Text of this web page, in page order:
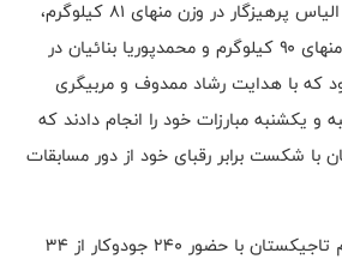
تیم ملی ایران متشکل از الیاس پرهیزگار در وزن منهای ۸۱ کیلوگرم،
امیرعباس چوپان در وزن منهای ۹۰ کیلوگرم و محمدپوریا بنائیان در
کیلوگرم بود که با هدایت رشاد ممدوف و مربیگری
یکشنبه مبارزات خود را انجام دادند که
شکست برابر رقبای خود از دور مسابقات
رقابت‌های جودو گرنداسلم تاجیکستان با حضور ۲۴۰ جودوکار از ۳۴